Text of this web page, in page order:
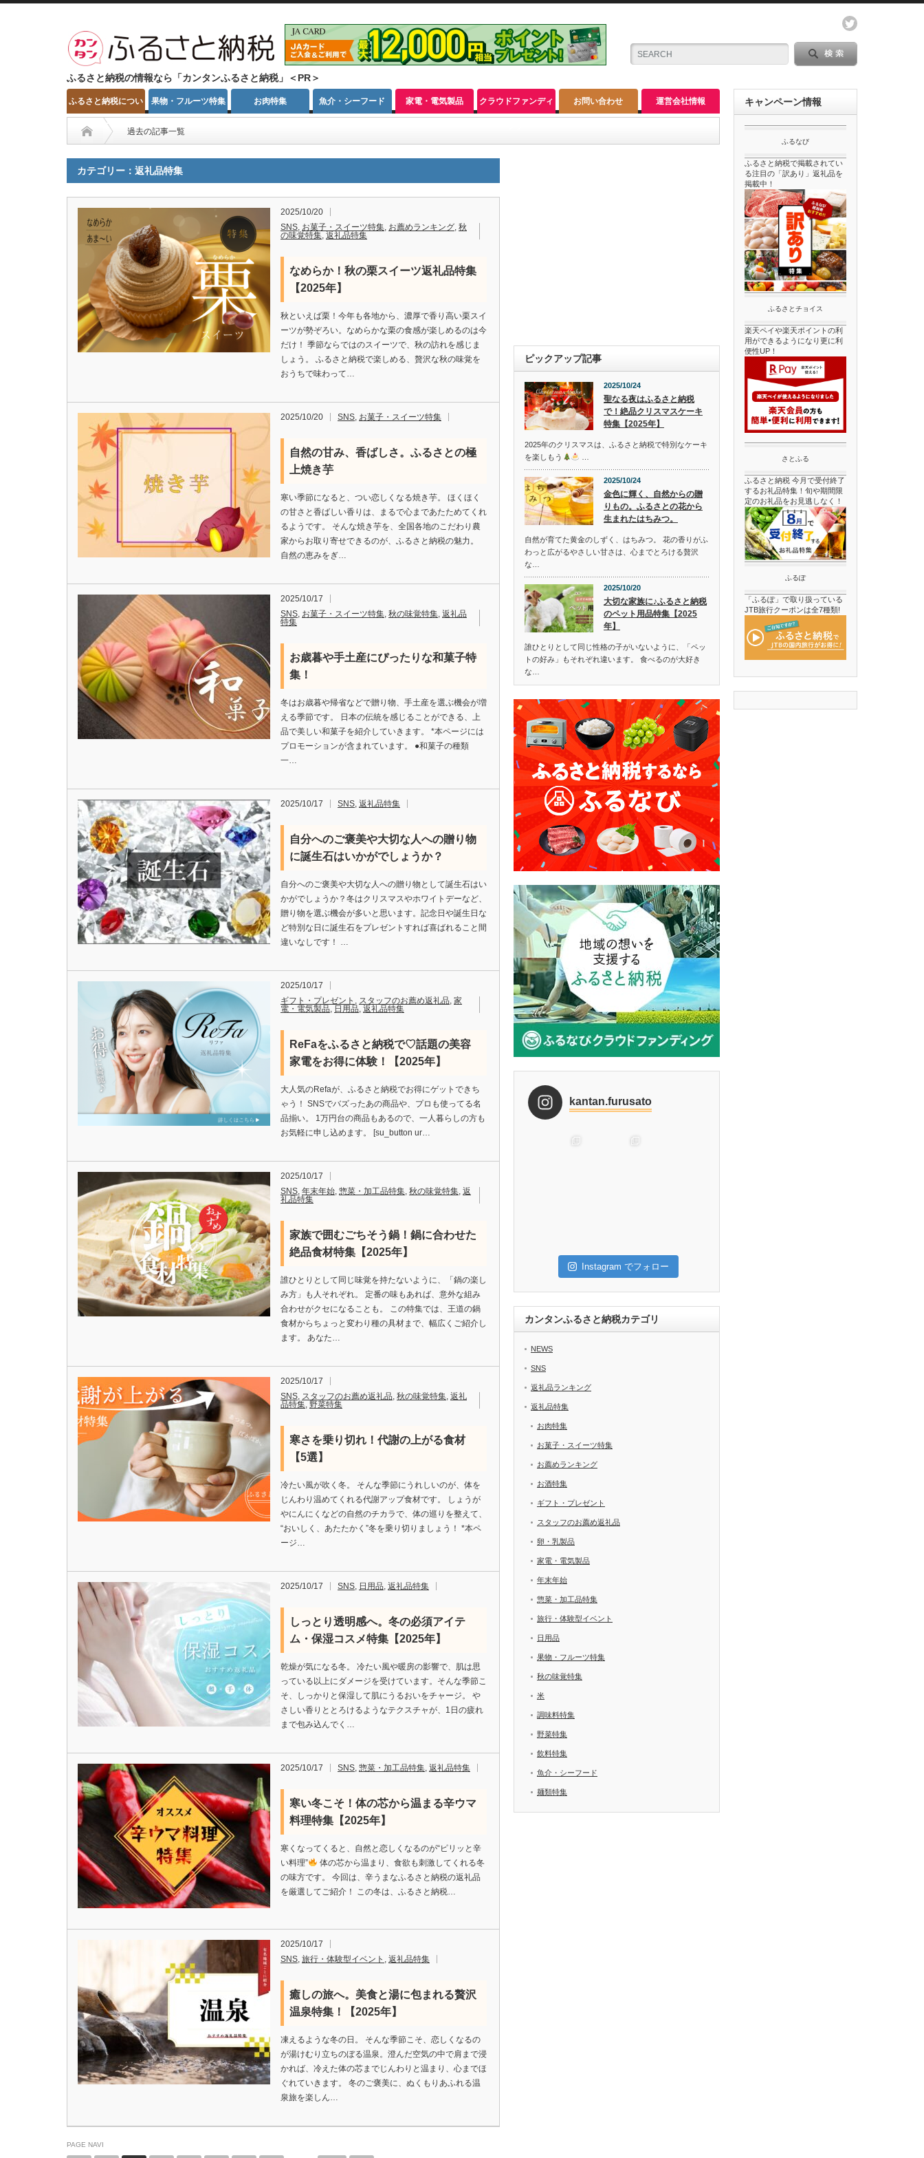
ふるさと納税の情報なら「カンタンふるさと納税」＜PR＞
ふるさと納税につい
て
果物・フルーツ特集 お肉特集 魚介・シーフード 家電・電気製品 クラウドファンディ お問い合わせ 運営会社情報
過去の記事一覧
カテゴリー：返礼品特集
2025/10/20
SNS, お菓子・スイーツ特集, お薦めランキング, 秋
の味覚特集, 返礼品特集
なめらか！秋の栗スイーツ返礼品特集
【2025年】
秋といえば栗！今年も各地から、濃厚で香り高い栗スイ
ーツが勢ぞろい。なめらかな栗の食感が楽しめるのは今
だけ！ 季節ならではのスイーツで、秋の訪れを感じま
しょう。 ふるさと納税で楽しめる、贅沢な秋の味覚を
おうちで味わって…
2025/10/20 SNS, お菓子・スイーツ特集
自然の甘み、香ばしさ。ふるさとの極
上焼き芋
寒い季節になると、つい恋しくなる焼き芋。 ほくほく
の甘さと香ばしい香りは、まるで心まであたためてくれ
るようです。 そんな焼き芋を、全国各地のこだわり農
家からお取り寄せできるのが、ふるさと納税の魅力。
自然の恵みをぎ…
2025/10/17
SNS, お菓子・スイーツ特集, 秋の味覚特集, 返礼品
特集
お歳暮や手土産にぴったりな和菓子特
集！
冬はお歳暮や帰省などで贈り物、手土産を選ぶ機会が増
える季節です。 日本の伝統を感じることができる、上
品で美しい和菓子を紹介していきます。 *本ページには
プロモーションが含まれています。 ●和菓子の種類
一…
2025/10/17 SNS, 返礼品特集
自分へのご褒美や大切な人への贈り物
に誕生石はいかがでしょうか？
自分へのご褒美や大切な人への贈り物として誕生石はい
かがでしょうか？冬はクリスマスやホワイトデーなど、
贈り物を選ぶ機会が多いと思います。記念日や誕生日な
ど特別な日に誕生石をプレゼントすれば喜ばれること間
違いなしです！ …
2025/10/17
ギフト・プレゼント , スタッフのお薦め返礼品, 家
電・電気製品, 日用品, 返礼品特集
ReFaをふるさと納税で♡話題の美容
家電をお得に体験！【2025年】
大人気のRefaが、ふるさと納税でお得にゲットできち
ゃう！ SNSでバズったあの商品や、プロも使ってる名
品揃い。 1万円台の商品もあるので、一人暮らしの方も
お気軽に申し込めます。 [su_button ur…
2025/10/17
SNS, 年末年始, 惣菜・加工品特集, 秋の味覚特集, 返
礼品特集
家族で囲むごちそう鍋！鍋に合わせた
絶品食材特集【2025年】
誰ひとりとして同じ味覚を持たないように、「鍋の楽し
み方」も人それぞれ。 定番の味もあれば、意外な組み
合わせがクセになることも。 この特集では、王道の鍋
食材からちょっと変わり種の具材まで、幅広くご紹介し
ます。 あなた…
2025/10/17
SNS, スタッフのお薦め返礼品, 秋の味覚特集, 返礼
品特集, 野菜特集
寒さを乗り切れ！代謝の上がる食材
【5選】
冷たい風が吹く冬。 そんな季節にうれしいのが、体を
じんわり温めてくれる代謝アップ食材です。 しょうが
やにんにくなどの自然のチカラで、体の巡りを整えて、
“おいしく、あたたかく”冬を乗り切りましょう！ *本ペ
ージ…
2025/10/17 SNS, 日用品, 返礼品特集
しっとり透明感へ。冬の必須アイテ
ム・保湿コスメ特集【2025年】
乾燥が気になる冬。 冷たい風や暖房の影響で、肌は思
っている以上にダメージを受けています。そんな季節こ
そ、しっかりと保湿して肌にうるおいをチャージ。 や
さしい香りととろけるようなテクスチャが、1日の疲れ
まで包み込んでく…
2025/10/17 SNS, 惣菜・加工品特集, 返礼品特集
寒い冬こそ！体の芯から温まる辛ウマ
料理特集【2025年】
寒くなってくると、自然と恋しくなるのが“ピリッと辛
い料理”
体の芯から温まり、食欲も刺激してくれる冬
の味方です。 今回は、辛うまなふるさと納税の返礼品
を厳選してご紹介！ この冬は、ふるさと納税…
2025/10/17
SNS, 旅行・体験型イベント , 返礼品特集
癒しの旅へ。美食と湯に包まれる贅沢
温泉特集！【2025年】
凍えるような冬の日。 そんな季節こそ、恋しくなるの
が湯けむり立ちのぼる温泉。澄んだ空気の中で肩まで浸
かれば、冷えた体の芯までじんわりと温まり、心までほ
ぐれていきます。 冬のご褒美に、ぬくもりあふれる温
泉旅を楽しん…
PAGE NAVI
ピックアップ記事
2025/10/24
聖なる夜はふるさと納税
で！絶品クリスマスケーキ
特集【2025年】
2025年のクリスマスは、ふるさと納税で特別なケーキ
を楽しもう
2025/10/24
金色に輝く、自然からの贈
りもの。ふるさとの花から
生まれたはちみつ。
自然が育てた黄金のしずく、はちみつ。 花の香りがふ
わっと広がるやさしい甘さは、心までとろける贅沢
な…
2025/10/20
大切な家族に♪ふるさと納税
のペット用品特集【2025
年】
誰ひとりとして同じ性格の子がいないように、「ペッ
トの好み」もそれぞれ違います。 食べるのが大好き
な…
kantan.furusato
Instagram でフォロー
カンタンふるさと納税カテゴリ
NEWS
SNS
返礼品ランキング
返礼品特集
お肉特集
お菓子・スイーツ特集
お薦めランキング
お酒特集
ギフト・プレゼント
スタッフのお薦め返礼品
卵・乳製品
家電・電気製品
年末年始
惣菜・加工品特集
旅行・体験型イベント
日用品
果物・フルーツ特集
秋の味覚特集
米
調味料特集
野菜特集
飲料特集
魚介・シーフード
麺類特集
キャンペーン情報
ふるなび
ふるさと納税で掲載されてい
る注目の「訳あり」返礼品を
掲載中！
ふるさとチョイス
楽天ペイや楽天ポイントの利
用ができるようになり更に利
便性UP！
さとふる
ふるさと納税 今月で受付終了
するお礼品特集！旬や期間限
定のお礼品をお見逃しなく！
ふるぽ
「ふるぽ」で取り扱っている
JTB旅行クーポンは全7種類!